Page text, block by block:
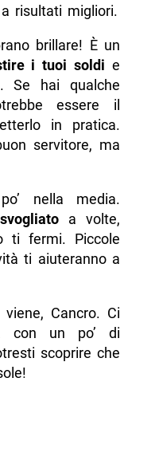
risultati migliori.
brillare! È un
i tuoi soldi e
Se hai qualche
essere il
in pratica.
servitore, ma
nella media.
svogliatoa volte,
ti fermi. Piccole
ti aiuteranno a
Cancro. Ci
con un po’ di
scoprire che